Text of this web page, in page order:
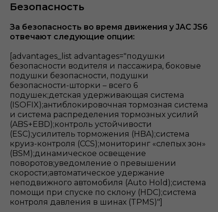
Безопасность
За безопасность во время движения у JAC JS6
отвечают следующие опции:
[advantages_list advantages="подушки
безопасности водителя и пассажира, боковые
подушки безопасности, подушки
безопасности-шторки – всего 6
подушек;детская удерживающая система
(ISOFIX);антиблокировочная тормозная система
и система распределения тормозных усилий
(ABS+EBD);контроль устойчивости
(ESC);усилитель торможения (HBA);система
круиз-контроля (CCS);мониторинг «слепых зон»
(BSM);динамическое освещение
поворотов;уведомление о превышении
скорости;автоматическое удержание
неподвижного автомобиля (Auto Hold);система
помощи при спуске по склону (HDC);система
контроля давления в шинах (TPMS)"]